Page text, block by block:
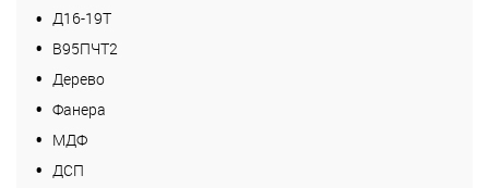
Д16-19Т
В95ПЧТ2
Дерево
Фанера
МДФ
ДСП